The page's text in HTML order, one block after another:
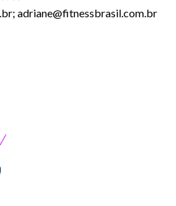
adriane@fitnessbrasil.com.br